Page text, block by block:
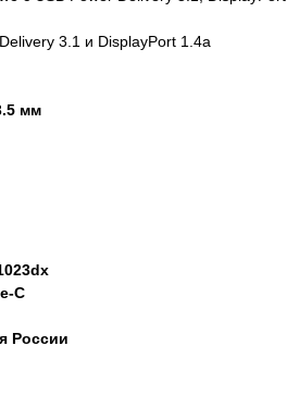
3.1 и DisplayPort 1.4a
мм
C
России